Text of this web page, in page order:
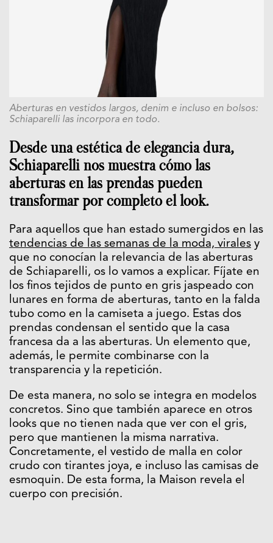
Aberturas en vestidos largos, denim e incluso en bolsos:
Schiaparelli las incorpora en todo.
Desde una estética de elegancia dura,
Schiaparelli nos muestra cómo las
aberturas en las prendas pueden
transformar por completo el look.
Para aquellos que han estado sumergidos en las
tendencias de las semanas de la moda, virales y
que no conocían la relevancia de las aberturas
de Schiaparelli, os lo vamos a explicar. Fíjate en
los finos tejidos de punto en gris jaspeado con
lunares en forma de aberturas, tanto en la falda
tubo como en la camiseta a juego. Estas dos
prendas condensan el sentido que la casa
francesa da a las aberturas. Un elemento que,
además, le permite combinarse con la
transparencia y la repetición.
De esta manera, no solo se integra en modelos
concretos. Sino que también aparece en otros
looks que no tienen nada que ver con el gris,
pero que mantienen la misma narrativa.
Concretamente, el vestido de malla en color
crudo con tirantes joya, e incluso las camisas de
esmoquin. De esta forma, la Maison revela el
cuerpo con precisión.